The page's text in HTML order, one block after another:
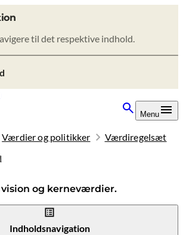
til det respektive indhold.
Menu
Værdier og politikker Værdiregelsæt
og kerneværdier.
2026
Indholdsnavigation